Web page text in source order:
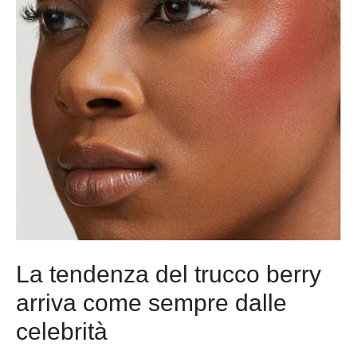
La tendenza del trucco berry
arriva come sempre dalle
celebrità